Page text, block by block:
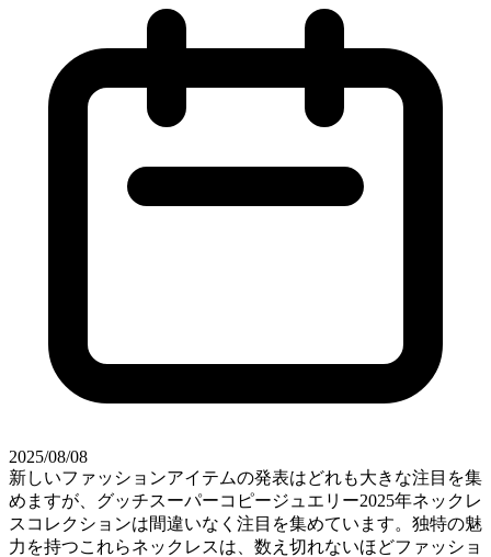
2025/08/08
新しいファッションアイテムの発表はどれも大きな注目を集
めますが、グッチスーパーコピージュエリー2025年ネックレ
スコレクションは間違いなく注目を集めています。独特の魅
力を持つこれらネックレスは、数え切れないほどファッショ